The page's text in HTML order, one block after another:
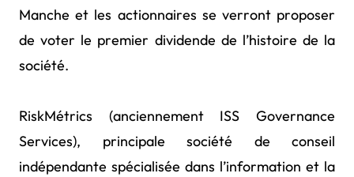
Manche et les actionnaires se verront proposer
de voter le premier dividende de l’histoire de la
société.
RiskMétrics (anciennement ISS Governance
Services), principale société de conseil
indépendante spécialisée dans l’information et la